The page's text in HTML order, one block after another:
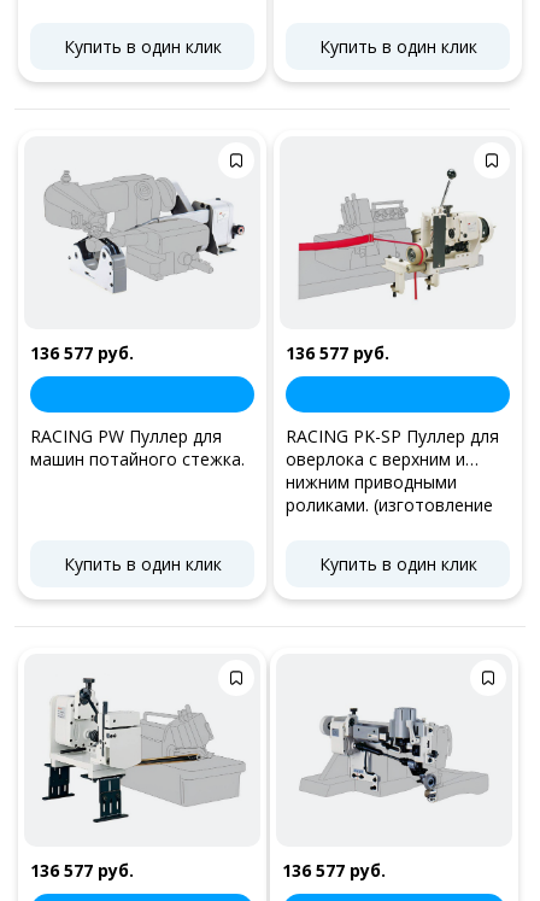
Купить в один клик
Купить в один клик
136 577 руб.
RACING PW Пуллер для
машин потайного стежка.
Купить в один клик
136 577 руб.
RACING PK-SP Пуллер для
оверлока с верхним и
нижним приводными
роликами. (изготовление
Купить в один клик
136 577 руб. 136 577 руб.